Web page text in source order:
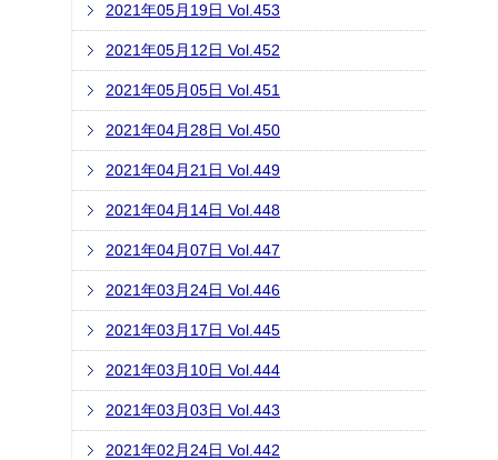
2021年05月19日 Vol.453
2021年05月12日 Vol.452
2021年05月05日 Vol.451
2021年04月28日 Vol.450
2021年04月21日 Vol.449
2021年04月14日 Vol.448
2021年04月07日 Vol.447
2021年03月24日 Vol.446
2021年03月17日 Vol.445
2021年03月10日 Vol.444
2021年03月03日 Vol.443
2021年02月24日 Vol.442